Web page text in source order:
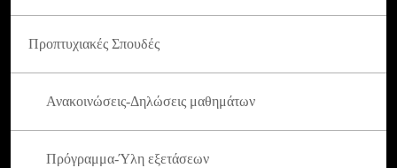
Προπτυχιακές Σπουδές
Ανακοινώσεις-Δηλώσεις μαθημάτων
Πρόγραμμα-Ύλη εξετάσεων